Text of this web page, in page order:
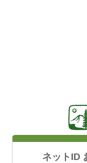
ネットID